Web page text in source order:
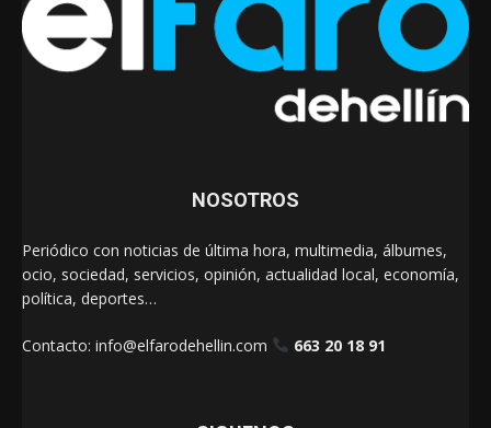
NOSOTROS
Periódico con noticias de última hora, multimedia, álbumes,
ocio, sociedad, servicios, opinión, actualidad local, economía,
política, deportes…
Contacto: info@elfarodehellin.com 663 20 18 91